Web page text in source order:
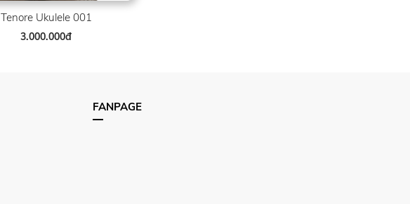
Tenore Ukulele 001
3.000.000đ
FANPAGE